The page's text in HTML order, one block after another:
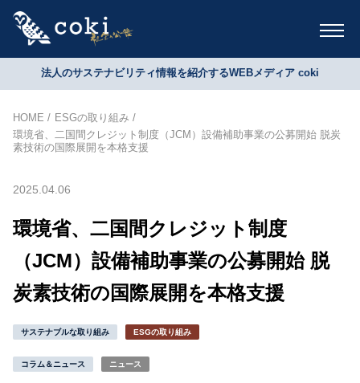
法人のサステナビリティ情報を紹介するWEBメディア coki
HOME
ESGの取り組み
環境省、二国間クレジット制度（JCM）設備補助事業の公募開始 脱炭
素技術の国際展開を本格支援
2025.04.06
環境省、二国間クレジット制度
（JCM）設備補助事業の公募開始 脱
炭素技術の国際展開を本格支援
サステナブルな取り組み ESGの取り組み
コラム＆ニュース ニュース